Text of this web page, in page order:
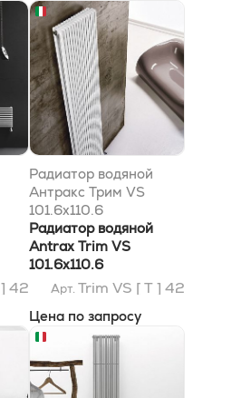
42
Радиатор водяной
Антракс Трим VS
101.6x110.6
Радиатор водяной
Antrax Trim VS
101.6x110.6
Арт. Trim VS [ T ] 42
Цена по запросу